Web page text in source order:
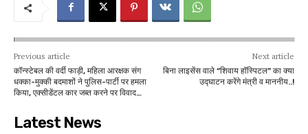
Previous article
कॉन्स्टेबल की वर्दी फाड़ी, महिला आरक्षक संग
धक्का-मुक्की बदमाशों ने पुलिस-पार्टी पर हमला
किया, एक्सीडेंटल कार जब्त करने पर विवाद…
Next article
बिना लाइसेंस वाले “शिवाय हॉस्पिटल” का क्या
उद्घाटन करेंगे मंत्री व माननीय..!
Latest News